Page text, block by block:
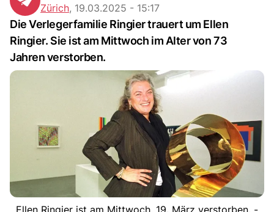
Zürich, 19.03.2025 - 15:17
Die Verlegerfamilie Ringier trauert um Ellen
Ringier. Sie ist am Mittwoch im Alter von 73
Jahren verstorben.
Ellen Ringier ist am Mittwoch, 19. März verstorben. -